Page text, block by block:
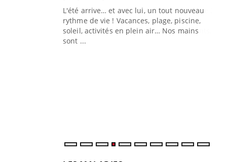
de type 2
chez les
les soignants.
L'été arrive… et avec lui, un tout nouveau
rythme de vie ! Vacances, plage, piscine,
soleil, activités en plein air… Nos mains
sont ...